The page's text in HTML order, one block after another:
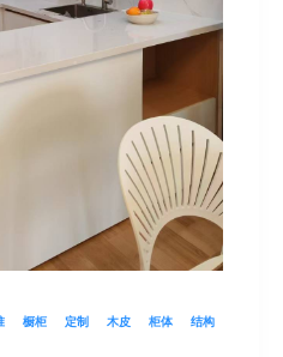
橱柜 定制 木皮 柜体 结构